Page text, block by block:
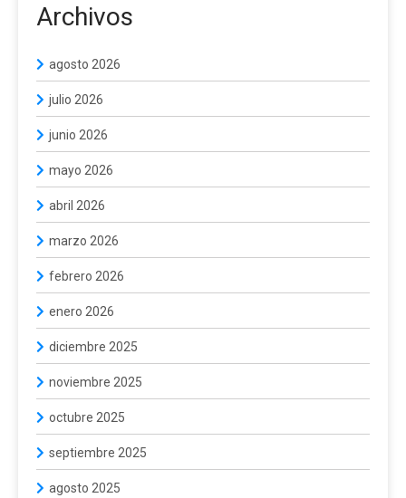
Archivos
agosto 2026
julio 2026
junio 2026
mayo 2026
abril 2026
marzo 2026
febrero 2026
enero 2026
diciembre 2025
noviembre 2025
octubre 2025
septiembre 2025
agosto 2025